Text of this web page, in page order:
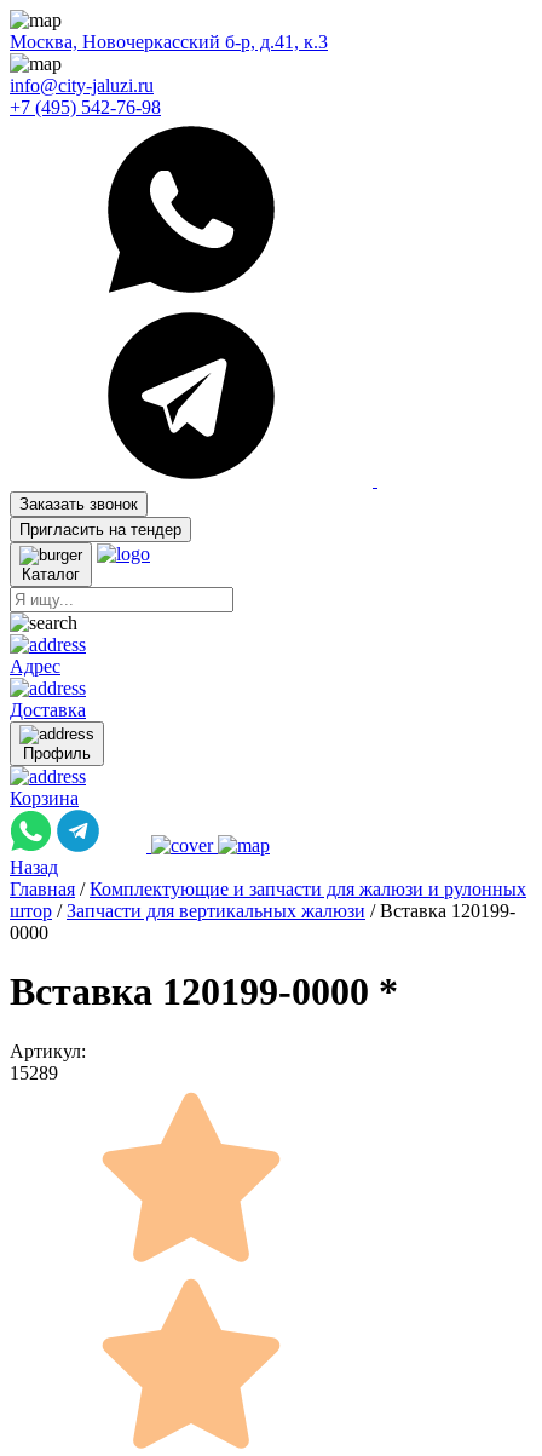
Москва, Новочеркасский б-р, д.41, к.3
info@city-jaluzi.ru
+7 (495) 542-76-98
Заказать звонок
Пригласить на тендер
Каталог
Адрес
Доставка
Профиль
Корзина
Назад
Главная / Комплектующие и запчасти для жалюзи и рулонных
штор / Запчасти для вертикальных жалюзи / Вставка 120199-
0000
Вставка 120199-0000 *
Артикул:
15289